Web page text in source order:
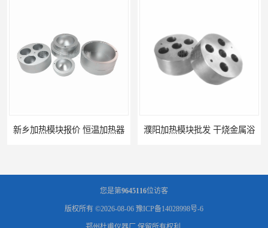
新乡加热模块报价 恒温加热器 濮阳加热模块批发 干烧金属浴
您是第9645116位访客
版权所有 ©2026-08-06 豫ICP备14028998号-6